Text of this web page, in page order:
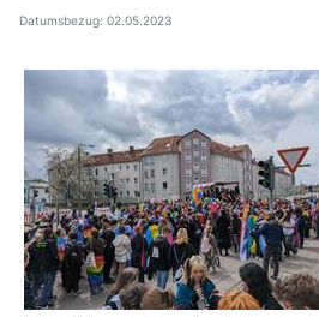
Datumsbezug: 02.05.2023